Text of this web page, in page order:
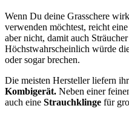
Wenn Du deine Grasschere
verwenden möchtest, reicht eine
aber nicht, damit auch
Höchstwahrscheinlich würde
oder sogar brechen.
Die meisten Hersteller liefern
Kombigerät. Neben einer
auch eine Strauchklinge für